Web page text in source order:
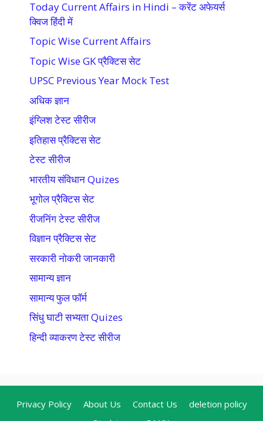
Today Current Affairs in Hindi – करेंट अफेयर्स
क्विज हिंदी में
Topic Wise Current Affairs
Topic Wise GK प्रैक्टिस सेट
UPSC Previous Year Mock Test
अधिक ज्ञान
इंग्लिश टेस्ट सीरीज
इतिहास प्रैक्टिस सेट
टेस्ट सीरीज
भारतीय संविधान Quizes
भूगोल प्रैक्टिस सेट
रीजनिंग टेस्ट सीरीज
विज्ञान प्रैक्टिस सेट
सरकारी नोकरी जानकारी
सामान्य ज्ञान
सामान्य फुल फॉर्म
सिंधु घाटी सभ्यता Quizes
हिन्दी व्याकरण टेस्ट सीरीज
Privacy Policy About Us Contact Us
deletion policy